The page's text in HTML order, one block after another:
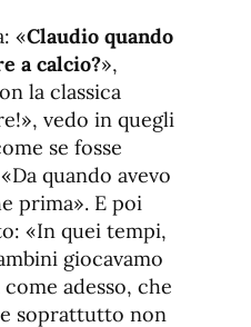
«Claudio quando
a calcio?»,
la classica
vedo in quegli
se fosse
quando avevo
prima». E poi
«In quei tempi,
giocavamo
adesso, che
soprattutto non